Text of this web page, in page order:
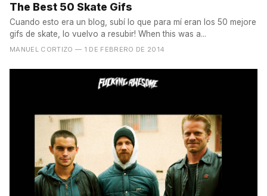
The Best 50 Skate Gifs
Cuando esto era un blog, subí lo que para mí eran los 50 mejore
gifs de skate, lo vuelvo a resubir! When this was a...
MANUEL CORTIZO — 1 DE FEBRERO DE 2014